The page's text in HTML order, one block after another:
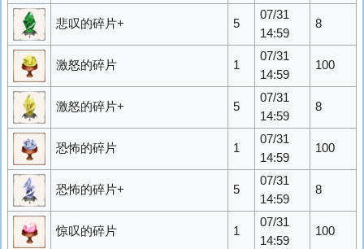
悲叹的碎片+ 5
07/31
14:59
8
激怒的碎片 1
07/31
14:59
100
激怒的碎片+ 5
07/31
14:59
8
恐怖的碎片 1
07/31
14:59
100
恐怖的碎片+ 5
07/31
14:59
8
惊叹的碎片 1
07/31
14:59
100